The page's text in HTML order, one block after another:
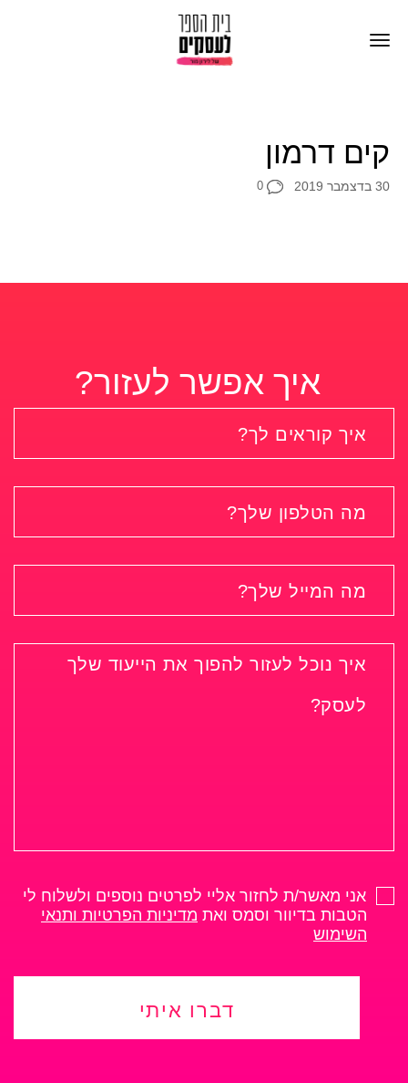
קים דרמון
30 בדצמבר 2019 0
איך אפשר לעזור?
אני מאשר/ת לחזור אליי לפרטים נוספים ולשלוח לי
הטבות בדיוור וסמס ואת מדיניות הפרטיות ותנאי
השימוש
דברו איתי